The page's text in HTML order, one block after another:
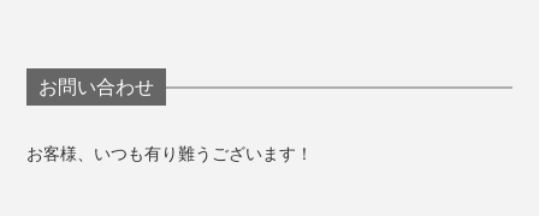
お問い合わせ
お客様、いつも有り難うございます！